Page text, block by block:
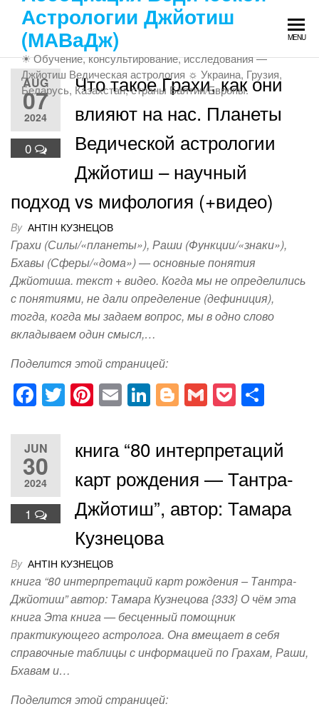
content
Астрологии Джйотиш
(МАВаДж)
☀ Обучение, консультирование, исследования —
Джйотиш Ведическая астрология ☼ Украина, Грузия,
Беларусь, Казахстан, страны Балтии/Европы.
MENU
AUG
07
2024
0
Что такое Грахи, как они
влияют на нас. Планеты
Ведической астрологии
Джйотиш – научный
подход vs мифология (+видео)
By АНТІН КУЗНЕЦОВ
Грахи (Силы/«планеты»), Раши (Функции/«знаки»),
Бхавы (Сферы/«дома») — основные понятия
Джйотиша. текст + видео. Когда мы не определились
с понятиями, не дали определение (дефиниция),
тогда, когда мы задаем вопрос, мы в одно слово
вкладываем один смысл,…
Поделится этой страницей:
F
c
e
b
o
o
k
T
tt
er
Pi
er
e
st
E
ail
Li
k
e
dI
n
Bl
g
g
er
G
ail
P
ck
et
ar
e
JUN
30
2024
1
книга “80 интерпретаций
карт рождения — Тантра-
Джйотиш”, автор: Тамара
Кузнецова
By АНТІН КУЗНЕЦОВ
книга “80 интерпретаций карт рождения – Тантра-
Джйотиш” автор: Тамара Кузнецова {333} О чём эта
книга Эта книга — бесценный помощник
практикующего астролога. Она вмещает в себя
справочные таблицы с информацией по Грахам, Раши,
Бхавам и…
Поделится этой страницей: